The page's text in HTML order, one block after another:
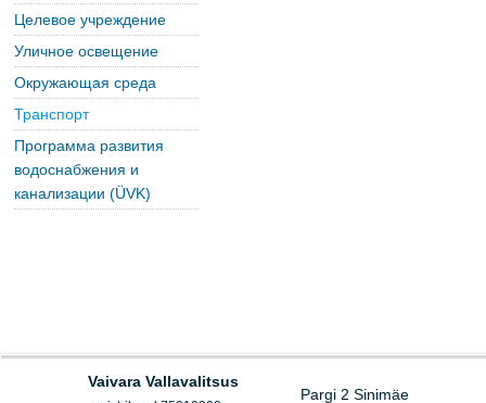
Целевое учреждение
Уличное освещение
Окружающая среда
Транспорт
Программа развития
водоснабжения и
канализации (ÜVK)
Vaivara Vallavalitsus
Pargi 2 Sinimäe